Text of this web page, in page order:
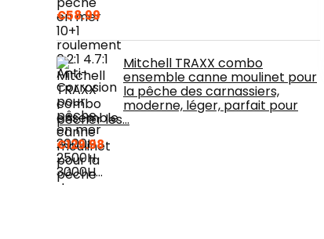
€58.99
Mitchell TRAXX combo
ensemble canne moulinet pour
la pêche des carnassiers,
moderne, léger, parfait pour
pêcher les…
€129.98